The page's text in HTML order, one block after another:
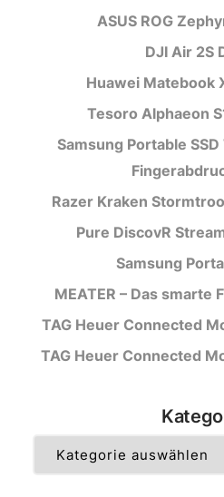
ASUS ROG
DJI Air 2S
Huawei Matebook
Tesoro Alphaeon
Samsung Portable
Razer Kraken
Pure DiscovR
Samsung
MEATER – Das
TAG Heuer Connected
TAG Heuer Connected